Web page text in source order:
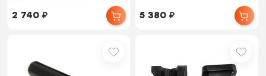
2 740₽ 5 380₽